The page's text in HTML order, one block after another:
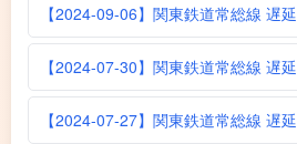
【2024-09-06】関東鉄道常総線 遅延
【2024-07-30】関東鉄道常総線 遅延
【2024-07-27】関東鉄道常総線 遅延